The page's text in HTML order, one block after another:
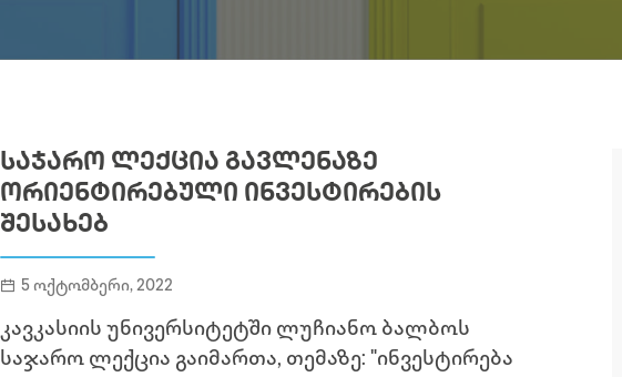
ᲡᲐᲯᲐᲠᲝ ᲚᲔᲥᲪᲘᲐ ᲒᲐᲕᲚᲔᲜᲐᲖᲔ
ᲝᲠᲘᲔᲜᲢᲘᲠᲔᲑᲣᲚᲘ ᲘᲜᲕᲔᲡᲢᲘᲠᲔᲑᲘᲡ
ᲨᲔᲡᲐᲮᲔᲑ
5 ოქტომბერი, 2022
კავკასიის უნივერსიტეტში ლუჩიანო ბალბოს
საჯარო ლექცია გაიმართა, თემაზე: "ინვესტირება